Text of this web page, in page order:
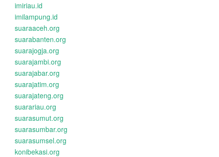
imiriau.id
imilampung.id
suaraaceh.org
suarabanten.org
suarajogja.org
suarajambi.org
suarajabar.org
suarajatim.org
suarajateng.org
suarariau.org
suarasumut.org
suarasumbar.org
suarasumsel.org
konibekasi.org